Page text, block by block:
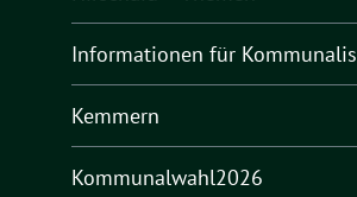
Informationen für Kommunalis
Kemmern
Kommunalwahl2026